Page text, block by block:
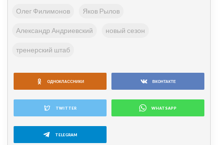
Олег Филимонов Яков Рылов
Александр Андриевский новый сезон
тренерский штаб
ОДНОКЛАССНИКИ ВКОНТАКТЕ
TWITTER WHATSAPP
TELEGRAM